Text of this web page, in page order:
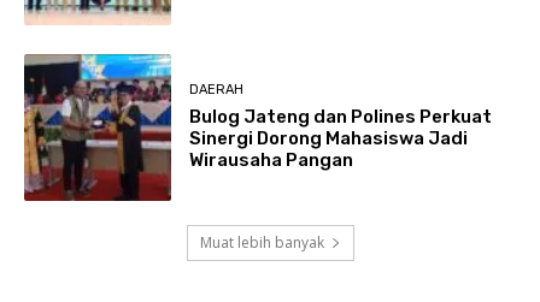
DAERAH
Bulog Jateng dan Polines Perkuat
Sinergi Dorong Mahasiswa Jadi
Wirausaha Pangan
Muat lebih banyak